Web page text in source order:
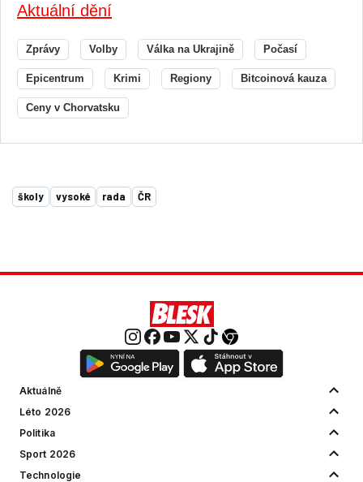
Aktuální dění
Zprávy Volby Válka na Ukrajině Počasí
Epicentrum Krimi Regiony Bitcoinová kauza
Ceny v Chorvatsku
školy vysoké rada ČR
Aktuálně
Léto 2026
Politika
Sport 2026
Technologie